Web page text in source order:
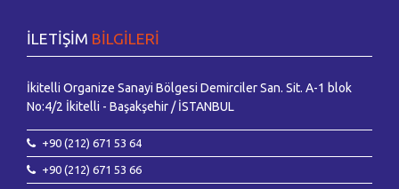
İLETİŞİM BİLGİLERİ
İkitelli Organize Sanayi Bölgesi Demirciler San. Sit. A-1 blok
No:4/2 İkitelli - Başakşehir / İSTANBUL
+90 (212) 671 53 64
+90 (212) 671 53 66